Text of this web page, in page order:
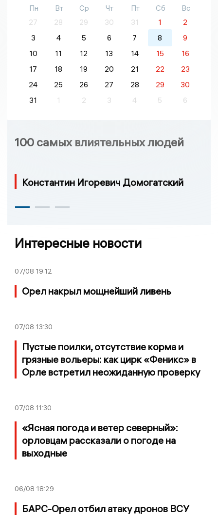
Пн Вт Ср Чт Пт Сб
Вс
27
28 29 30 31 1
2
3
4 5 6 7 8
9
10
11 12 13 14 15
16
17
18 19 20 21 22
23
24
25 26 27 28 29
30
31
1 2 3 4 5 6
100 самых влиятельных людей
Константин Игоревич Домогатский
Интересные новости
07/08 19:12
Орел накрыл мощнейший ливень
07/08 13:30
Пустые поилки, отсутствие корма и
грязные вольеры: как цирк «Феникс» в
Орле встретил неожиданную проверку
07/08 11:30
«Ясная погода и ветер северный»:
орловцам рассказали о погоде на
выходные
06/08 18:29
БАРС-Орел отбил атаку дронов ВСУ